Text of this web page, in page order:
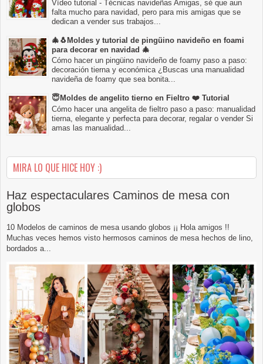
Vídeo tutorial - Técnicas navideñas Amigas, sé que aun
falta mucho para navidad, pero para mis amigas que se
dedican a vender sus trabajos...
🎄🐧Moldes y tutorial de pingüino navideño en foami
para decorar en navidad 🎄
Cómo hacer un pingüino navideño de foamy paso a paso:
decoración tierna y económica ¿Buscas una manualidad
navideña de foamy que sea bonita...
😇Moldes de angelito tierno en Fieltro ❤️ Tutorial
Cómo hacer una angelita de fieltro paso a paso: manualidad
tierna, elegante y perfecta para decorar, regalar o vender Si
amas las manualidad...
MIRA LO QUE HICE HOY :)
Haz espectaculares Caminos de mesa con
globos
10 Modelos de caminos de mesa usando globos ¡¡ Hola amigos !!
Muchas veces hemos visto hermosos caminos de mesa hechos de lino,
bordados a...